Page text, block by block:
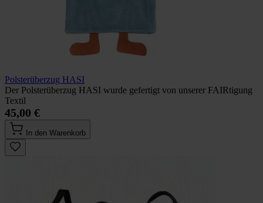
Polsterüberzug HASI
Der Polsterüberzug HASI wurde gefertigt von unserer FAIRtigung
Textil
45,00 €
In den Warenkorb